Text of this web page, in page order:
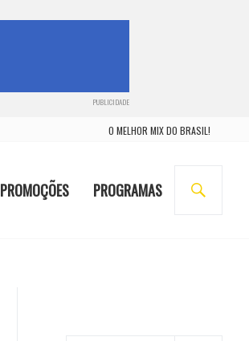
PUBLICIDADE
O MELHOR MIX DO BRASIL!
PROMOÇÕES PROGRAMAS